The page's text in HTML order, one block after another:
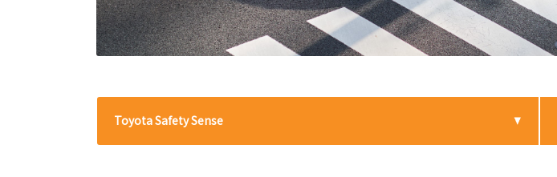
Toyota Safety Sense